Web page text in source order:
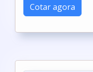
Cotar agora